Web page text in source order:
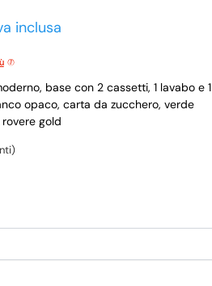
inclusa
base con 2 cassetti, 1 lavabo e 1
opaco, carta da zucchero, verde
gold